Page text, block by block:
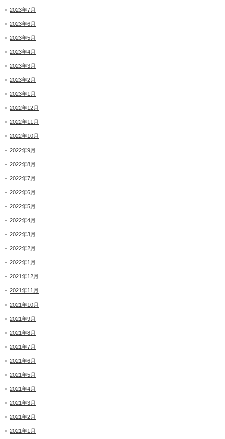
2023年7月
2023年6月
2023年5月
2023年4月
2023年3月
2023年2月
2023年1月
2022年12月
2022年11月
2022年10月
2022年9月
2022年8月
2022年7月
2022年6月
2022年5月
2022年4月
2022年3月
2022年2月
2022年1月
2021年12月
2021年11月
2021年10月
2021年9月
2021年8月
2021年7月
2021年6月
2021年5月
2021年4月
2021年3月
2021年2月
2021年1月